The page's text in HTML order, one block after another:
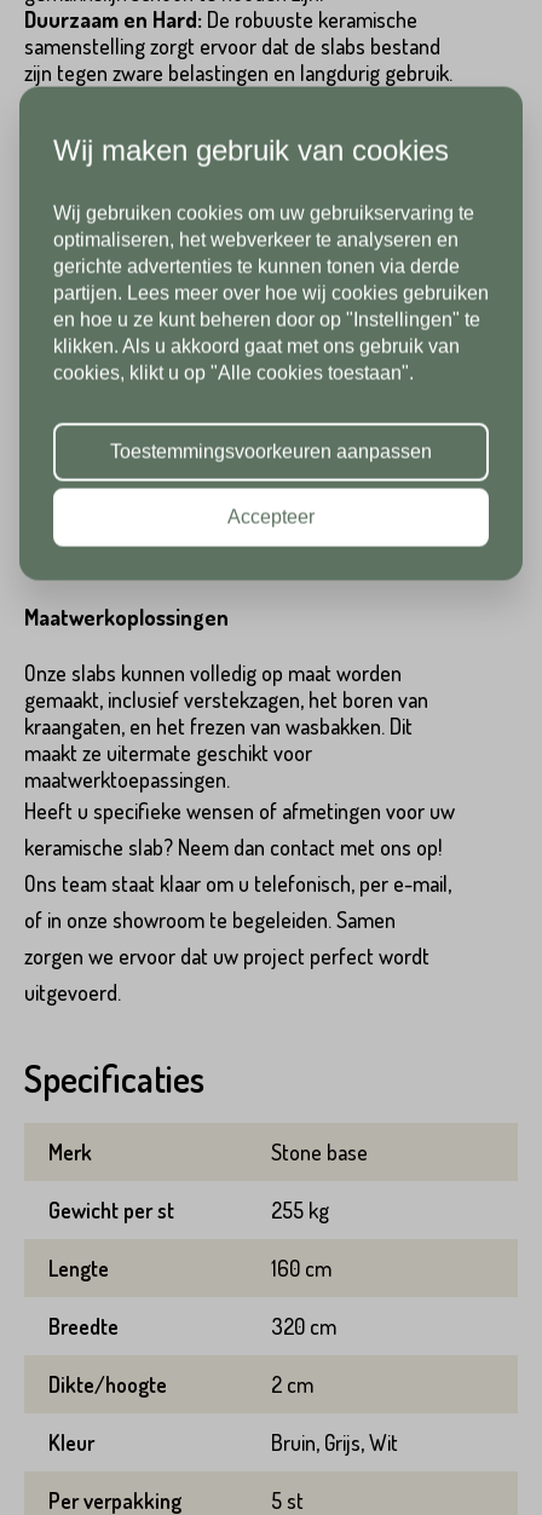
Duurzaam en Hard: De robuuste keramische
samenstelling zorgt ervoor dat de slabs bestand
zijn tegen zware belastingen en langdurig gebruik.
betekent dat elke slab bestaat uit twee delen (A
en B), die samen een naadloos doorlopend
patroon vormen, met aders en prints die prachtig
in elkaar overlopen. Dit geeft een unieke en
esthetische uitstraling aan elke ruimte.
Afwerkingen en Dikte-Opties
De keramische slabs zijn beschikbaar in drie
verschillende afwerkingen: mat, gepolijst en
gestructureerd.
Daarnaast kunt u kiezen uit verschillende diktes: 6,
Maatwerkoplossingen
Onze slabs kunnen volledig op maat worden
gemaakt, inclusief verstekzagen, het boren van
kraangaten, en het frezen van wasbakken. Dit
maakt ze uitermate geschikt voor
maatwerktoepassingen.
Heeft u specifieke wensen of afmetingen voor uw
keramische slab? Neem dan contact met ons op!
Ons team staat klaar om u telefonisch, per e-mail,
of in onze showroom te begeleiden. Samen
zorgen we ervoor dat uw project perfect wordt
uitgevoerd.
Specificaties
Merk Stone base
Gewicht per st 255 kg
Lengte 160 cm
Breedte 320 cm
Dikte/hoogte 2 cm
Kleur Bruin, Grijs, Wit
Per verpakking 5 st
Telefoonnummer*
Land*
Toevoeging
Straat*
Plaats*
VERSTUREN
Telefoonnummer*
Land*
Nederland
Postcode*
Straat*
Plaats*
In verband met onze
vakantiesluiting zijn wij vanaf 1/8
tot en met 9/8 gesloten. Vanaf
10/8 zien we jullie graag weer bij
ons in de showroom. Fijne
vakantie!
Wij maken gebruik van cookies
Wij gebruiken cookies om uw gebruikservaring te
optimaliseren, het webverkeer te analyseren en
gerichte advertenties te kunnen tonen via derde
partijen. Lees meer over hoe wij cookies gebruiken
en hoe u ze kunt beheren door op "Instellingen" te
klikken. Als u akkoord gaat met ons gebruik van
cookies, klikt u op "Alle cookies toestaan".
Toestemmingsvoorkeuren aanpassen
Accepteer